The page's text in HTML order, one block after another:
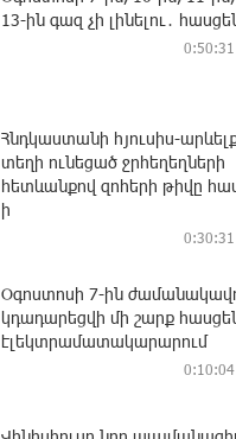
13-ին գազ չի լինելու․
Հնդկաստանի հյուսիս-
տեղի ունեցած ջրհեղեղների
հետևանքով զոհերի թիվը
ի
Օգոստոսի 7-ին
կդադարեցվի մի շարք
էլեկտրամատակարարում